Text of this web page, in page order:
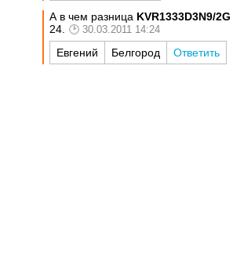
А в чем разница KVR1333D3N9/2G
24.
30.03.2011 14:24
Евгений Белгород Ответить